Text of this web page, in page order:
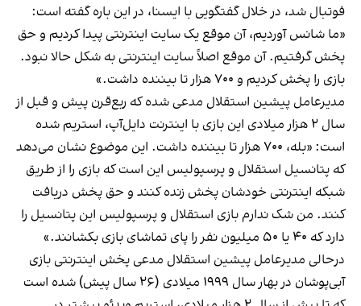
فوتبال شد، در خلال گفتگویی با ایسنا، در این باره گفته است:
«ما شانس آوردیم، آن موقع یک سایت اینترنتی پیدا کردیم و حق
پخش گرفتیم. آن موقع اصلاً سایت اینترنتی به شکل حالا نبود.
بازی را پخش کردیم و ۷۰۰ هزار تا بیننده داشت.»
مدیرعامل پیشین استقلال مدعی شده که ربع‌قرن پیش و قبل از
سال ۲ هزار میلادی این بازی با اینترنت دایل‌آپ، استریم شده
است: «بله، ۷۰۰ هزار تا بیننده داشت. این موضوع نشان می‌دهد
که پتانسیل استقلال و پرسپولیس این است که بازی را از طریق
شبکه اینترنتی خودشان پخش زنده کنند و حق پخش دریافت
کنند. من شک ندارم بازی استقلال و پرسپولیس این پتانسیل را
دارد که ۴۰ یا ۵۰ میلیون نفر را پای تماشای بازی بکشانند.»
درحالی مدیرعامل پیشین استقلال مدعی پخش اینترنتی بازی
آبی‌پوشان در بهار سال ۱۹۹۹ میلادی (۲۶ سال پیش) شده است